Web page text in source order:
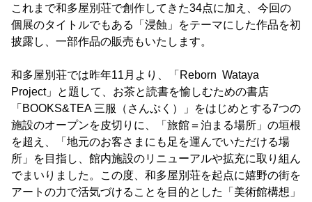
これまで和多屋別荘で創作してきた34点に加え、今回の
個展のタイトルでもある「浸蝕」をテーマにした作品を初
披露し、一部作品の販売もいたします。
和多屋別荘では昨年11月より、「Reborn Wataya
Project」と題して、お茶と読書を愉しむための書店
「BOOKS&TEA 三服（さんぷく）」をはじめとする7つの
施設のオープンを皮切りに、「旅館＝泊まる場所」の垣根
を超え、「地元のお客さまにも足を運んでいただける場
所」を目指し、館内施設のリニューアルや拡充に取り組ん
でまいりました。この度、和多屋別荘を起点に嬉野の街を
アートの力で活気づけることを目的とした「美術館構想」